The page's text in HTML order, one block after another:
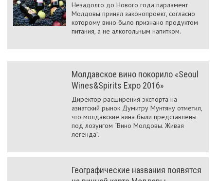
Незадолго до Нового года парламент
Молдовы принял законопроект, согласно
которому вино было признано продуктом
питания, а не алкогольным напитком.
Молдавское вино покорило «Seoul
Wines&Spirits Expo 2016»
Директор расширения экспорта на
азиатский рынок Думитру Мунтяну отметил,
что молдавские вина были представлены
под лозунгом “Вино Молдовы. Живая
легенда”.
Географические названия появятся